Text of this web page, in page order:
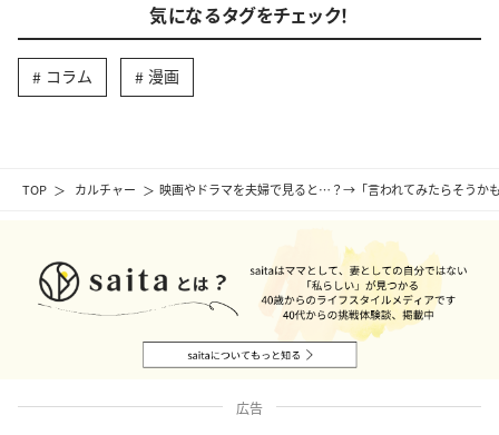
TOP カルチャー 映画やドラマを夫婦で見ると…？→「言われてみたらそうか
気になるタグをチェック！
コラム 漫画
広告